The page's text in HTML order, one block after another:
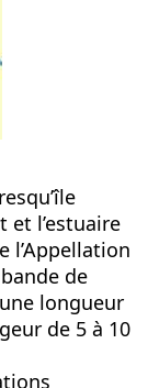
et l’estuaire
l’Appellation
de
longueur
de 5 à 10